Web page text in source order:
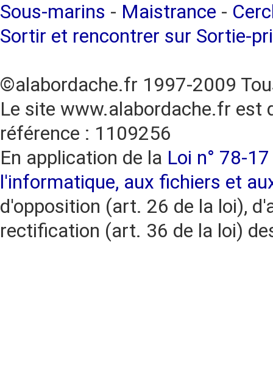
Sous-marins - Maistrance -
Sortir et rencontrer sur Sortie-
©alabordache.fr 1997-2009
Le site www.alabordache.fr est
référence : 1109256
En application de la Loi n° 78-
l'informatique, aux fichiers et
d'opposition (art. 26 de la loi),
rectification (art. 36 de la loi)